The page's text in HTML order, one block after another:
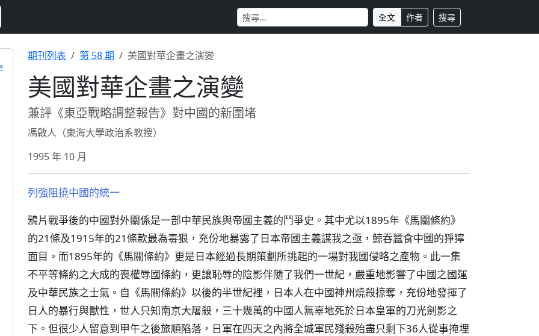
全文 作者 搜尋
期刊列表 第 58 期 美國對華企畫之演變
美國對華企畫之演變
兼評《東亞戰略調整報告》對中國的新圍堵
馮啟人（東海大學政治系教授）
1995 年 10 月
列強阻撓中國的統一
鴉片戰爭後的中國對外關係是一部中華民族與帝國主義的鬥爭史。其中尤以1895年《馬關條約》
的21條及1915年的21條款最為毒狠，充份地暴露了日本帝國主義謀我之亟，鯨吞蠶食中國的猙獰
面目。而1895年的《馬關條約》更是日本經過長期策劃所挑起的一場對我國侵略之產物。此一集
不平等條約之大成的喪權辱國條約，更讓恥辱的陰影伴隨了我們一世紀，嚴重地影響了中國之國運
及中華民族之士氣。自《馬關條約》以後的半世紀裡，日本人在中國神州燒殺掠奪，充份地發揮了
日人的暴行與獸性，世人只知南京大屠殺，三十幾萬的中國人無辜地死於日本皇軍的刀光劍影之
下。但很少人留意到甲午之後旅順陷落，日軍在四天之內將全城軍民殘殺殆盡只剩下36人從事掩埋